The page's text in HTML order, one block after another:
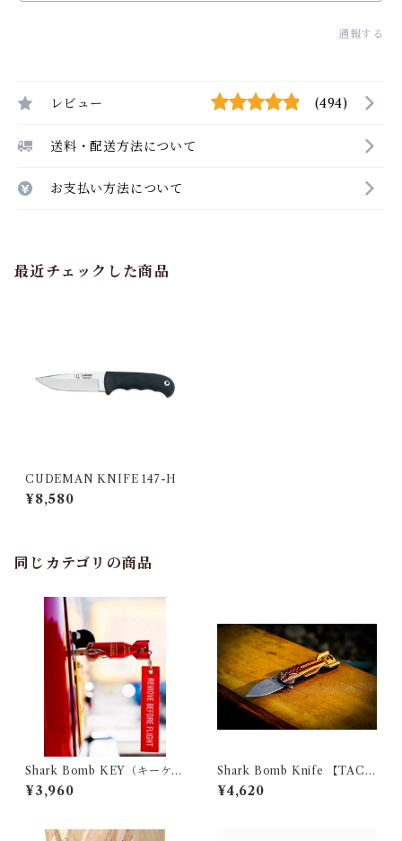
通報する
レビュー (494)
送料・配送方法について
お支払い方法について
最近チェックした商品
CUDEMAN KNIFE 147-H
¥8,580
同じカテゴリの商品
Shark Bomb KEY（キーケー
ス）
¥3,960
Shark Bomb Knife 【TAC-
FORCE】
¥4,620